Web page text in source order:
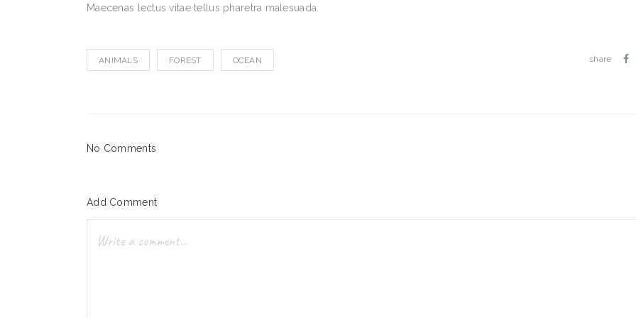
Maecenas lectus vitae tellus pharetra malesuada.
ANIMALS FOREST OCEAN share
No Comments
Add Comment